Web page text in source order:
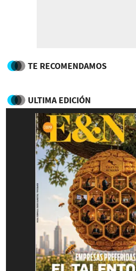
TE RECOMENDAMOS
ULTIMA EDICIÓN